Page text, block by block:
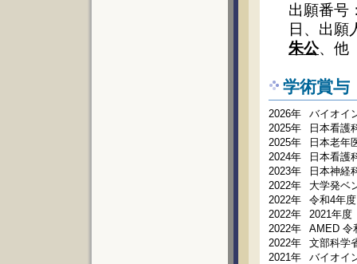
出願番号
日、出願
朱公、他
学術賞与
2026年
バイオイ
2025年
日本看護
2025年
日本老年
2024年
日本看護
2023年
日本神経
2022年
大学発ベ
2022年
令和4年
2022年
2021年度
2022年
AMED 令
2022年
文部科学
2021年
バイオイ